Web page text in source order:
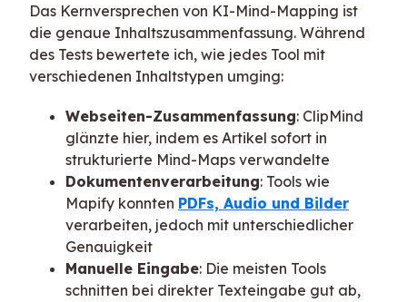
Das Kernversprechen von KI-Mind-Mapping ist
die genaue Inhaltszusammenfassung. Während
des Tests bewertete ich, wie jedes Tool mit
verschiedenen Inhaltstypen umging:
Webseiten-Zusammenfassung: ClipMind
glänzte hier, indem es Artikel sofort in
strukturierte Mind-Maps verwandelte
Dokumentenverarbeitung: Tools wie
Mapify konnten PDFs, Audio und Bilder
verarbeiten, jedoch mit unterschiedlicher
Genauigkeit
Manuelle Eingabe: Die meisten Tools
schnitten bei direkter Texteingabe gut ab,